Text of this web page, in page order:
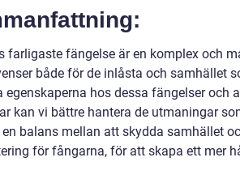
farligaste fängelse är en komplex och
både för de inlåsta och samhället
egenskaperna hos dessa fängelser och
kan vi bättre hantera de utmaningar
balans mellan att skydda samhället
för fångarna, för att skapa ett mer